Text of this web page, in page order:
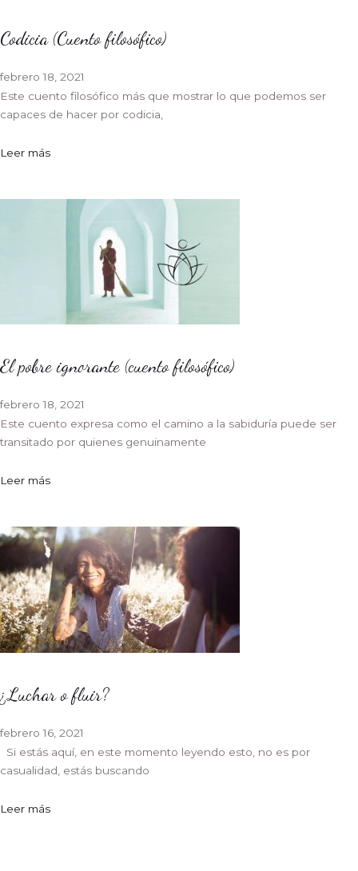
Codicia (Cuento filosófico)
febrero 18, 2021
Este cuento filosófico más que mostrar lo que podemos ser
capaces de hacer por codicia,
Leer más
El pobre ignorante (cuento filosófico)
febrero 18, 2021
Este cuento expresa como el camino a la sabiduría puede ser
transitado por quienes genuinamente
Leer más
¿Luchar o fluir?
febrero 16, 2021
Si estás aquí, en este momento leyendo esto, no es por
casualidad, estás buscando
Leer más